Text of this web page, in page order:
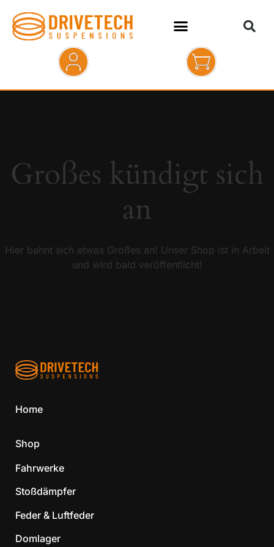
KONTAKT
Großes kündigt sich
an
Hier bahnt sich etwas Großes an! Unser Shop ist in Arbeit
und wird bald veröffentlicht!
Home
Shop
Fahrwerke
Stoßdämpfer
Feder & Luftfeder
Domlager